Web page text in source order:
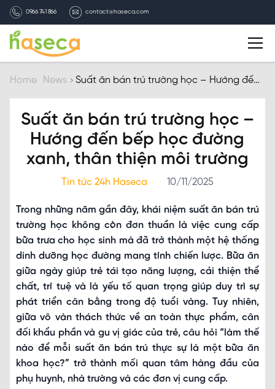
0966 741 866 contact@haseca.com
Introduction
Why Haseca
Services
HASECA news
Recruitment
Contact
Home News
Suất ăn bán trú trường học – Hướng đến
Suất ăn bán trú trường học –
Hướng đến bếp học đường
xanh, thân thiện môi trường
Tin tức 24h Haseca 10/11/2025
Trong những năm gần đây, khái niệm suất ăn bán trú
trường học không còn đơn thuần là việc cung cấp
bữa trưa cho học sinh mà đã trở thành một hệ thống
dinh dưỡng học đường mang tính chiến lược. Bữa ăn
giữa ngày giúp trẻ tái tạo năng lượng, cải thiện thể
chất, trí tuệ và là yếu tố quan trọng giúp duy trì sự
phát triển cân bằng trong độ tuổi vàng. Tuy nhiên,
giữa vô vàn thách thức về an toàn thực phẩm, cân
đối khẩu phần và gu vị giác của trẻ, câu hỏi “làm thế
nào để mỗi suất ăn bán trú thực sự là một bữa ăn
khoa học?” trở thành mối quan tâm hàng đầu của
phụ huynh, nhà trường và các đơn vị cung cấp.